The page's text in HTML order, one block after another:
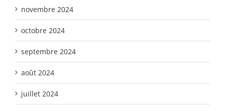
novembre 2024
octobre 2024
septembre 2024
août 2024
juillet 2024